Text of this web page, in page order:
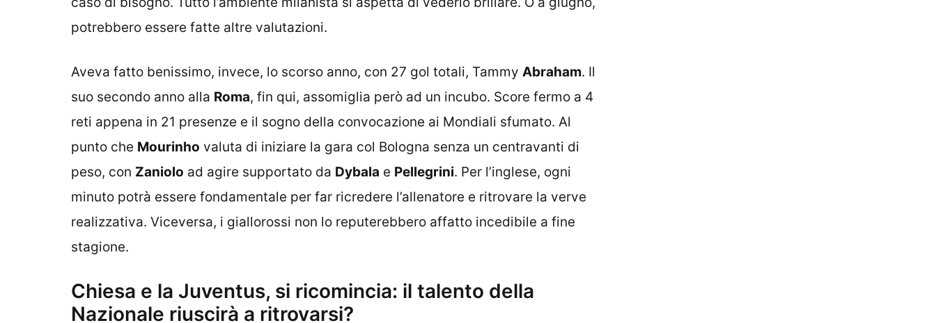
potrebbero essere fatte altre valutazioni.
Aveva fatto benissimo, invece, lo scorso anno, con 27 gol totali, Tammy Abraham. Il
suo secondo anno alla Roma, fin qui, assomiglia però ad un incubo. Score fermo a 4
reti appena in 21 presenze e il sogno della convocazione ai Mondiali sfumato. Al
punto che Mourinho valuta di iniziare la gara col Bologna senza un centravanti di
peso, con Zaniolo ad agire supportato da Dybala e Pellegrini. Per l’inglese, ogni
minuto potrà essere fondamentale per far ricredere l’allenatore e ritrovare la verve
realizzativa. Viceversa, i giallorossi non lo reputerebbero affatto incedibile a fine
stagione.
Chiesa e la Juventus, si ricomincia: il talento della
Nazionale riuscirà a ritrovarsi?